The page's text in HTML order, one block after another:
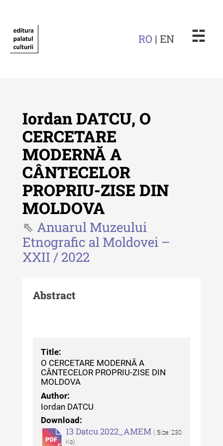
RO | EN ☵
Revista "Cercetări istorice"
Revista "Cercetări istorice" - XLIV
- 2025
Revista "Cercetări istorice" - XLIII
- 2024
Revista "Cercetări istorice" - XLII -
2023
Buletinul ”Ioan Neculce” al Muzeului
XXIV / 2018
Buletinul ”Ioan Neculce” al
Muzeului de Istorie a Moldovei -
XXIII / 2017
Buletinul ”Ioan Neculce” al
Muzeului de Istorie a Moldovei -
XXII / 2016
Iordan DATCU, O
CERCETARE
MODERNĂ A
CÂNTECELOR
PROPRIU-ZISE DIN
MOLDOVA
Anuarul Muzeului
Etnografic al Moldovei –
XXII / 2022
Abstract
Title:
O CERCETARE MODERNĂ A
CÂNTECELOR PROPRIU-ZISE DIN
MOLDOVA
Author:
Iordan DATCU
Download:
13 Datcu 2022_AMEM ( Size: 230
Ko)